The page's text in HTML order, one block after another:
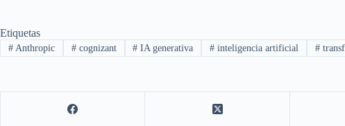
Etiquetas
#Anthropic #cognizant # IA generativa # inteligencia artificial #